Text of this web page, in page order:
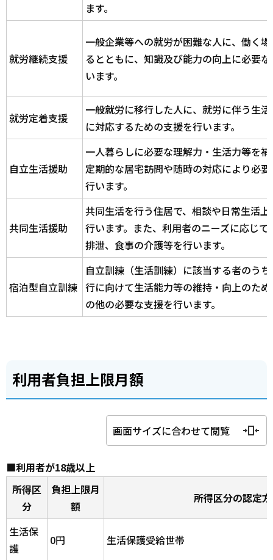
ます。
就労継続支援
一般企業等への就労が困難な人に、働く
るとともに、知識及び能力の向上に必要
います。
就労定着支援
一般就労に移行した人に、就労に伴う生
に対応するための支援を行います。
自立生活援助
一人暮らしに必要な理解力・生活力等を
定期的な居宅訪問や随時の対応により必
行います。
共同生活援助
共同生活を行う住居で、相談や日常生活
行います。また、利用者のニーズに応じて
排泄、食事の介護等を行います。
宿泊型自立訓練
自立訓練（生活訓練）に該当する者のう
行に向けて生活能力等の維持・向上のた
の他の必要な支援を行います。
利用者負担上限月額
画面サイズに合わせて閲覧
■利用者が18歳以上
所得区
分
負担上限月
額
所得区分の認定
生活保
護
0円 生活保護受給世帯